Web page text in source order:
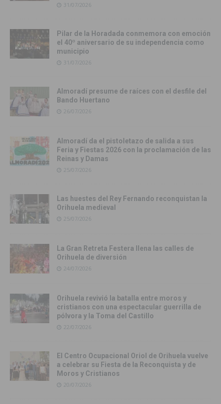
31/07/2026
Pilar de la Horadada conmemora con emoción
el 40º aniversario de su independencia como
municipio
31/07/2026
Almoradí presume de raíces con el desfile del
Bando Huertano
26/07/2026
Almoradí da el pistoletazo de salida a sus
Feria y Fiestas 2026 con la proclamación de las
Reinas y Damas
25/07/2026
Las huestes del Rey Fernando reconquistan la
Orihuela medieval
25/07/2026
La Gran Retreta Festera llena las calles de
Orihuela de diversión
24/07/2026
Orihuela revivió la batalla entre moros y
cristianos con una espectacular guerrilla de
pólvora y la Toma del Castillo
22/07/2026
El Centro Ocupacional Oriol de Orihuela vuelve
a celebrar su Fiesta de la Reconquista y de
Moros y Cristianos
20/07/2026